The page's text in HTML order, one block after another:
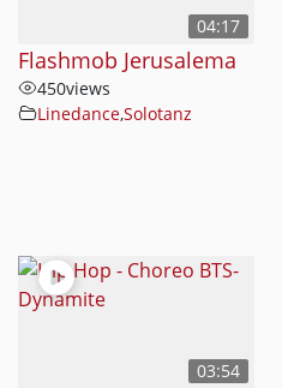
04:17
Flashmob Jerusalema
450views
Linedance,Solotanz
03:54